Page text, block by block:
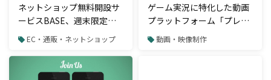
ネットショップ無料開設サ
ービスBASE、週末限定の
リアルイベント
「WEEKEND BASE」を開
催
EC・通販・ネットショップ
ゲーム実況に特化した動画
プラットフォーム「プレイ
ム」α版公開
動画・映像制作